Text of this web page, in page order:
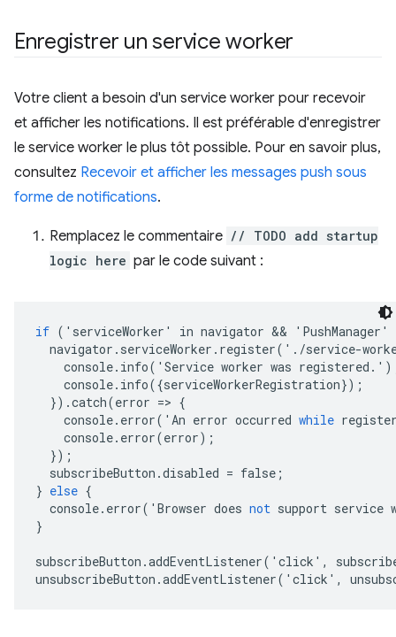
Enregistrer un service worker
Votre client a besoin d'un service worker pour recevoir
et afficher les notifications. Il est préférable d'enregistrer
le service worker le plus tôt possible. Pour en savoir plus,
consultez Recevoir et afficher les messages push sous
forme de notifications.
Remplacez le commentaire // TODO add startup
logic here par le code suivant :
if (' serviceWorker ' in navigator && ' PushManager '
navigator . serviceWorker . register('. /service-
console. info(' Service worker was registered
console. info({serviceWorkerRegistration});
}).catch(error => {
console. error(' An error occurred while
console. error(error);
});
subscribeButton .disabled = false ;
} else {
console. error(' Browser does not support service
}
subscribeButton .addEventListener(' click ',
unsubscribeButton .addEventListener(' click ',